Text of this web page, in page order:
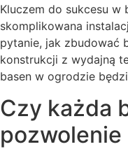
Kluczem do sukcesu w
skomplikowana
pytanie, jak zbudować
konstrukcji z wydajną
basen w ogrodzie
Czy każda
pozwolenie